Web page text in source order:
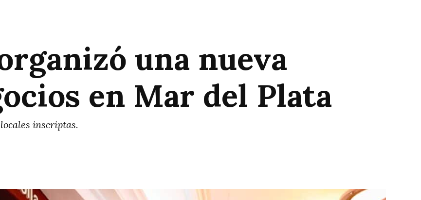
una nueva
en Mar del Plata
inscriptas.